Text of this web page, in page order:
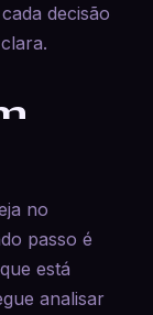
decisão
no
passo é
está
analisar